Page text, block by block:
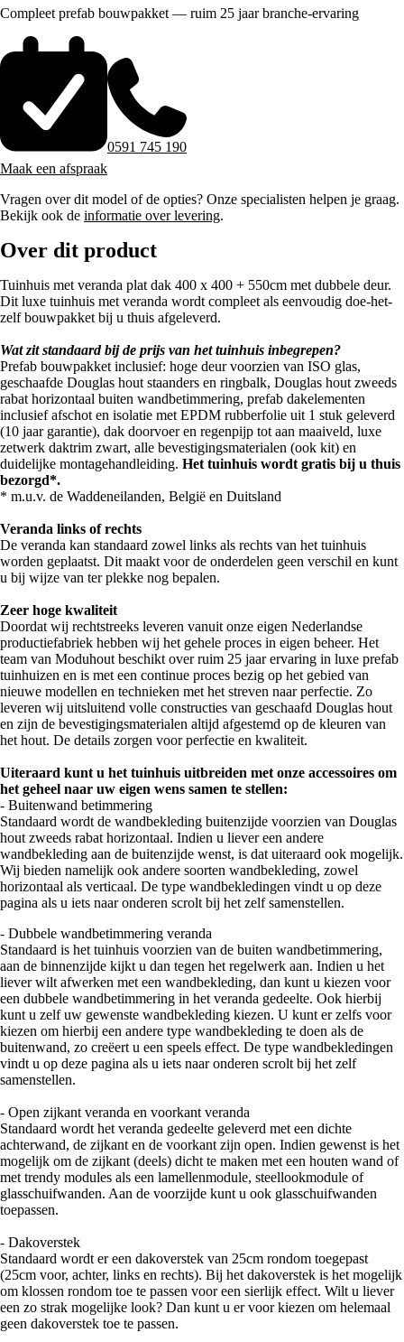
Compleet prefab bouwpakket — ruim 25 jaar branche-ervaring
Maak een afspraak
0591 745 190
Vragen over dit model of de opties? Onze specialisten helpen je graag.
Bekijk ook de informatie over levering.
Over dit product
Tuinhuis met veranda plat dak 400 x 400 + 550cm met dubbele deur.
Dit luxe tuinhuis met veranda wordt compleet als eenvoudig doe-het-
zelf bouwpakket bij u thuis afgeleverd.
Wat zit standaard bij de prijs van het tuinhuis inbegrepen?
Prefab bouwpakket inclusief: hoge deur voorzien van ISO glas,
geschaafde Douglas hout staanders en ringbalk, Douglas hout zweeds
rabat horizontaal buiten wandbetimmering, prefab dakelementen
inclusief afschot en isolatie met EPDM rubberfolie uit 1 stuk geleverd
(10 jaar garantie), dak doorvoer en regenpijp tot aan maaiveld, luxe
zetwerk daktrim zwart, alle bevestigingsmaterialen (ook kit) en
duidelijke montagehandleiding. Het tuinhuis wordt gratis bij u thuis
bezorgd*.
* m.u.v. de Waddeneilanden, België en Duitsland
Veranda links of rechts
De veranda kan standaard zowel links als rechts van het tuinhuis
worden geplaatst. Dit maakt voor de onderdelen geen verschil en kunt
u bij wijze van ter plekke nog bepalen.
Zeer hoge kwaliteit
Doordat wij rechtstreeks leveren vanuit onze eigen Nederlandse
productiefabriek hebben wij het gehele proces in eigen beheer. Het
team van Moduhout beschikt over ruim 25 jaar ervaring in luxe prefab
tuinhuizen en is met een continue proces bezig op het gebied van
nieuwe modellen en technieken met het streven naar perfectie. Zo
leveren wij uitsluitend volle constructies van geschaafd Douglas hout
en zijn de bevestigingsmaterialen altijd afgestemd op de kleuren van
het hout. De details zorgen voor perfectie en kwaliteit.
Uiteraard kunt u het tuinhuis uitbreiden met onze accessoires om
het geheel naar uw eigen wens samen te stellen:
- Buitenwand betimmering
Standaard wordt de wandbekleding buitenzijde voorzien van Douglas
hout zweeds rabat horizontaal. Indien u liever een andere
wandbekleding aan de buitenzijde wenst, is dat uiteraard ook mogelijk.
Wij bieden namelijk ook andere soorten wandbekleding, zowel
horizontaal als verticaal. De type wandbekledingen vindt u op deze
pagina als u iets naar onderen scrolt bij het zelf samenstellen.
- Dubbele wandbetimmering veranda
Standaard is het tuinhuis voorzien van de buiten wandbetimmering,
aan de binnenzijde kijkt u dan tegen het regelwerk aan. Indien u het
liever wilt afwerken met een wandbekleding, dan kunt u kiezen voor
een dubbele wandbetimmering in het veranda gedeelte. Ook hierbij
kunt u zelf uw gewenste wandbekleding kiezen. U kunt er zelfs voor
kiezen om hierbij een andere type wandbekleding te doen als de
buitenwand, zo creëert u een speels effect. De type wandbekledingen
vindt u op deze pagina als u iets naar onderen scrolt bij het zelf
samenstellen.
- Open zijkant veranda en voorkant veranda
Standaard wordt het veranda gedeelte geleverd met een dichte
achterwand, de zijkant en de voorkant zijn open. Indien gewenst is het
mogelijk om de zijkant (deels) dicht te maken met een houten wand of
met trendy modules als een lamellenmodule, steellookmodule of
glasschuifwanden. Aan de voorzijde kunt u ook glasschuifwanden
toepassen.
- Dakoverstek
Standaard wordt er een dakoverstek van 25cm rondom toegepast
(25cm voor, achter, links en rechts). Bij het dakoverstek is het mogelijk
om klossen rondom toe te passen voor een sierlijk effect. Wilt u liever
een zo strak mogelijke look? Dan kunt u er voor kiezen om helemaal
geen dakoverstek toe te passen.